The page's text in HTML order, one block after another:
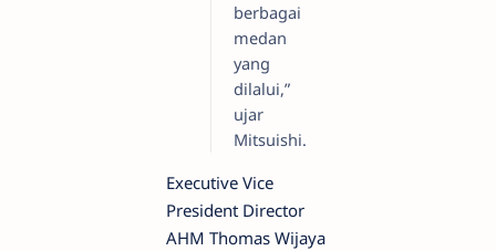
berbagai
medan
yang
dilalui,”
ujar
Mitsuishi.
Executive Vice
President Director
AHM Thomas Wijaya